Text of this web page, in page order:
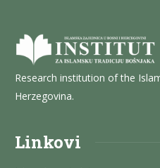
Research institution of the
Herzegovina.
Linkovi